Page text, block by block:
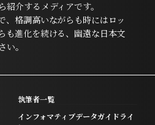
介するメディアです。
、格調高いながらも時にはロッ
も進化を続ける、幽遠な日本文
い。
執筆者一覧
インフォマティブデータガイドライ